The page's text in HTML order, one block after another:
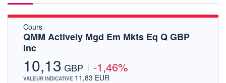
FORUM
Cours
QMM Actively Mgd Em Mkts Eq Q GBP
Inc
10,13 GBP -1,46%
VALEUR INDICATIVE 11,83 EUR